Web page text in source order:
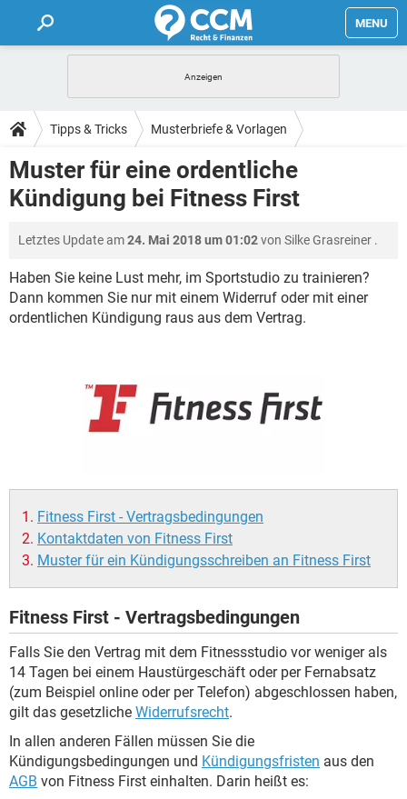
MENU
FORUM
TIPPS
LEXIKON
Tipps & Tricks Musterbriefe & Vorlagen
Muster für eine ordentliche
Kündigung bei Fitness First
Letztes Update am24. Mai 2018 um 01:02von Silke Grasreiner .
Haben Sie keine Lust mehr, im Sportstudio zu trainieren?
Dann kommen Sie nur mit einem Widerruf oder mit einer
ordentlichen Kündigung raus aus dem Vertrag.
Fitness First - Vertragsbedingungen
Kontaktdaten von Fitness First
Muster für ein Kündigungsschreiben an Fitness First
Fitness First - Vertragsbedingungen
Falls Sie den Vertrag mit dem Fitnessstudio vor weniger als
14 Tagen bei einem Haustürgeschäft oder per Fernabsatz
(zum Beispiel online oder per Telefon) abgeschlossen haben,
gilt das gesetzliche Widerrufsrecht.
In allen anderen Fällen müssen Sie die
Kündigungsbedingungen und Kündigungsfristen aus den
AGB von Fitness First einhalten. Darin heißt es: